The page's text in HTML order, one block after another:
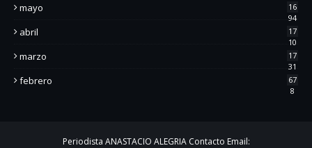
mayo
16
94
abril
17
10
marzo
17
31
febrero
67
8
Periodista ANASTACIO ALEGRIA Contacto Email: